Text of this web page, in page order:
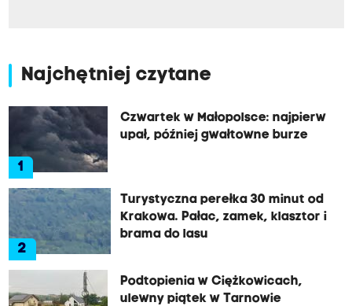
Najchętniej czytane
1
Czwartek w Małopolsce: najpierw
upał, później gwałtowne burze
2
Turystyczna perełka 30 minut od
Krakowa. Pałac, zamek, klasztor i
brama do lasu
Podtopienia w Ciężkowicach,
ulewny piątek w Tarnowie